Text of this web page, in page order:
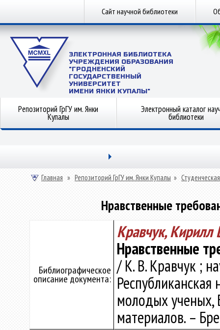
Сайт научной библиотеки
ЭЛЕКТРОННАЯ БИБЛИОТЕКА
УЧРЕЖДЕНИЯ ОБРАЗОВАНИЯ
"ГРОДНЕНСКИЙ
ГОСУДАРСТВЕННЫЙ
УНИВЕРСИТЕТ
ИМЕНИ ЯНКИ КУПАЛЫ"
Репозиторий ГрГУ им. Янки
Купалы
Электронный каталог
библиотеки
Главная » Репозиторий ГрГУ им. Янки Купалы »
Нравственные
Библиографическое
описание документа:
Кравчук, Кирилл
Нравственные
/ К. В. Кравчук ;
молодых ученых,
материалов. –